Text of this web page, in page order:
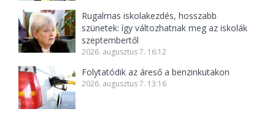
Rugalmas iskolakezdés, hosszabb
szünetek: így változhatnak meg az iskolák
szeptembertől
2026. augusztus 7. 16:12
Folytatódik az áreső a benzinkutakon
2026. augusztus 7. 13:16